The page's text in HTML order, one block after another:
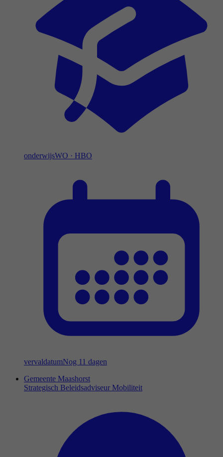
onderwijsWO · HBO
vervaldatumNog 11 dagen
Gemeente Maashorst
Strategisch Beleidsadviseur Mobiliteit